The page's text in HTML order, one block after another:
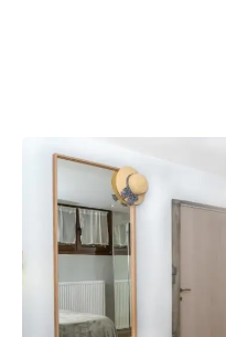
Πλοήγηση
άρθρων